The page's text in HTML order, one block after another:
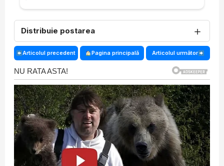
Distribuie postarea ＋
Articolul precedent Pagina principală Articolul următor